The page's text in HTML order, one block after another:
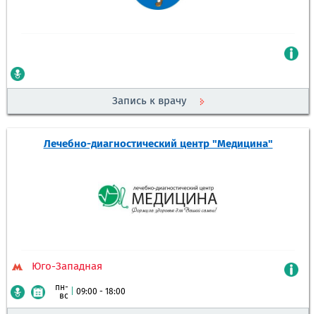
Запись к врачу
Лечебно-диагностический центр "Медицина"
Юго-Западная
пн-
вс
09:00 - 18:00